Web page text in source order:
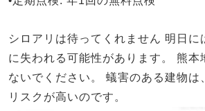
シロアリは待ってくれません 明日に
に失われる可能性があります。
熊本
ないでください。
蟻害のある建物は
リスクが高いのです。